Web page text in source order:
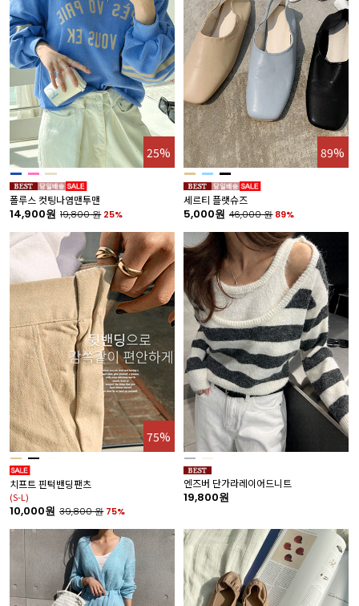
25%
폴루스 컷팅나염맨투맨
14,900원 19,800원 25%
89%
세르티 플랫슈즈
5,000원 46,000원 89%
75%
치프트 핀턱밴딩팬츠
(S-L)
10,000원 39,800원 75%
엔즈버 단가라레이어드니트
19,800원